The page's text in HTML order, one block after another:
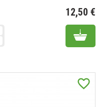
12,50 €
favorite_border